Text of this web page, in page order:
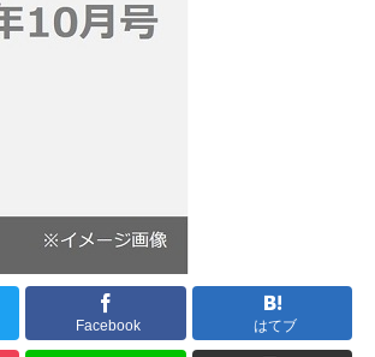
Facebook はてブ